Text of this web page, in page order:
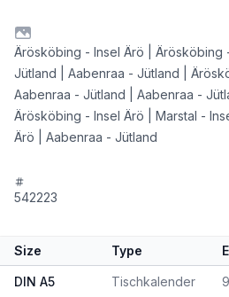
Ärösköbing - Insel Ärö | Ärösköbing
Jütland | Aabenraa - Jütland |
Aabenraa - Jütland | Aabenraa -
Ärösköbing - Insel Ärö | Marstal -
Ärö | Aabenraa - Jütland
542223
Size Type
DIN A5 Tischkalender